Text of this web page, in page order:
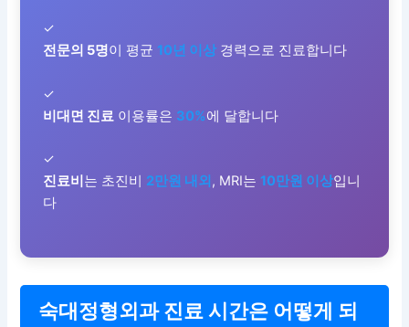
✓
전문의 5명이 평균 10년 이상 경력으로 진료합니다
✓
비대면 진료 이용률은 30%에 달합니다
✓
진료비는 초진비 2만원 내외 , MRI는 10만원 이상입니
다
숙대정형외과 진료 시간은 어떻게 되